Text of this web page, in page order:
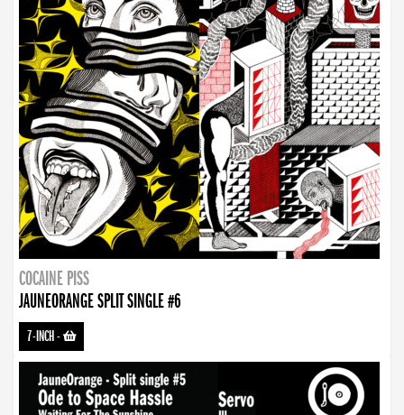
COCAINE PISS
JAUNEORANGE SPLIT SINGLE #6
7-INCH-